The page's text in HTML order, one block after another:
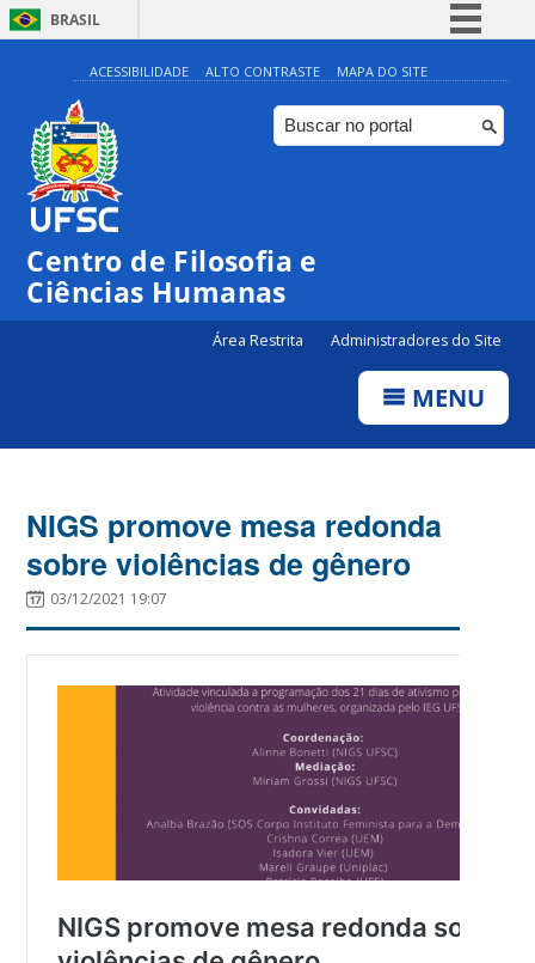
BRASIL
Simplifique!
Comunica BR
Participe
ACESSIBILIDADE ALTO CONTRASTE MAPA DO SITE
Centro de Filosofia e
Ciências Humanas
Área Restrita Administradores do Site
MENU
NIGS promove mesa redonda
sobre violências de gênero
03/12/2021 19:07